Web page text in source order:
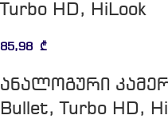
Turbo HD, HiLook
85,98 ₾
ანალოგური
Bullet, Turbo HD,